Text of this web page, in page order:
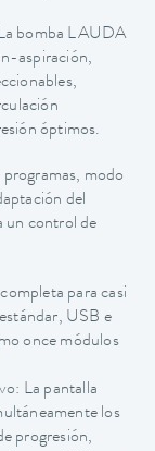
bomba LAUDA
aspiración,
óptimos.
modo
del
un control de
para casi
USB e
once módulos
La pantalla
los
progresión,